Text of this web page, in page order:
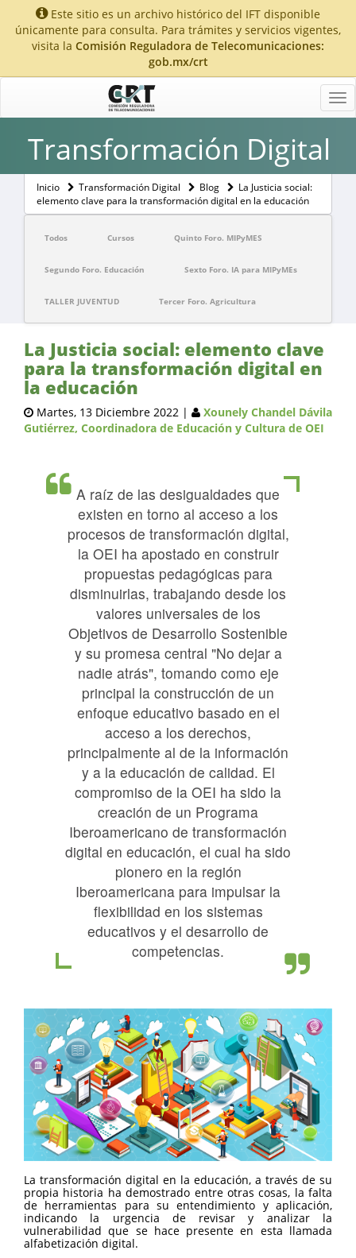
Este sitio es un archivo histórico del IFT disponible
únicamente para consulta. Para trámites y servicios vigentes,
visita la Comisión Reguladora de Telecomunicaciones:
gob.mx/crt
Transformación Digital
Inicio Transformación Digital Blog
La Justicia social:
elemento clave para la transformación digital en la educación
Todos Cursos Quinto Foro. MIPyMES
Segundo Foro. Educación Sexto Foro. IA para MIPyMEs
TALLER JUVENTUD Tercer Foro. Agricultura
La Justicia social: elemento clave
para la transformación digital en
la educación
Martes, 13 Diciembre 2022 |
Xounely Chandel Dávila
Gutiérrez, Coordinadora de Educación y Cultura de OEI
A raíz de las desigualdades que
existen en torno al acceso a los
procesos de transformación digital,
la OEI ha apostado en construir
propuestas pedagógicas para
disminuirlas, trabajando desde los
valores universales de los
Objetivos de Desarrollo Sostenible
y su promesa central "No dejar a
nadie atrás", tomando como eje
principal la construcción de un
enfoque educativo basado en el
acceso a los derechos,
principalmente al de la información
y a la educación de calidad. El
compromiso de la OEI ha sido la
creación de un Programa
Iberoamericano de transformación
digital en educación, el cual ha sido
pionero en la región
Iberoamericana para impulsar la
flexibilidad en los sistemas
educativos y el desarrollo de
competencias.
La transformación digital en la educación, a través de su
propia historia ha demostrado entre otras cosas, la falta
de herramientas para su entendimiento y aplicación,
indicando la urgencia de revisar y analizar la
vulnerabilidad que se hace presente en esta llamada
alfabetización digital.